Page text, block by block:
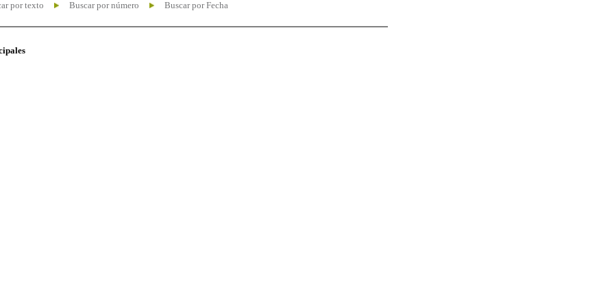
por texto Buscar por número Buscar por Fecha